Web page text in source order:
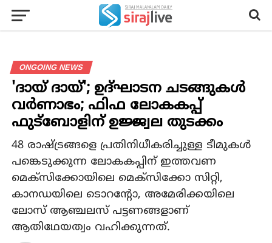
ONGOING NEWS
'ദായ് ദായ്'; ഉദ്ഘാടന ചടങ്ങുകള്‍
വര്‍ണാഭം; ഫിഫ ലോകകപ്പ്
ഫുട്‌ബോളിന് ഉജ്ജ്വല തുടക്കം
48 രാഷ്ട്രങ്ങളെ പ്രതിനിധീകരിച്ചുള്ള ടീമുകള്‍
പങ്കെടുക്കുന്ന ലോകകപ്പിന് ഇത്തവണ
മെക്‌സിക്കോയിലെ മെക്‌സിക്കോ സിറ്റി,
കാനഡയിലെ ടൊറന്റോ, അമേരിക്കയിലെ
ലോസ് ആഞ്ചലസ് പട്ടണങ്ങളാണ്
ആതിഥേയത്വം വഹിക്കുന്നത്.